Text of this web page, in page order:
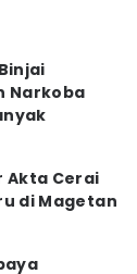
Narkoba
Akta Cerai
di Magetan